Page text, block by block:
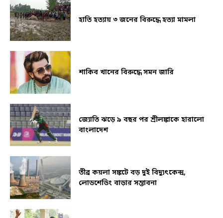
হাতি হত্যায় ৩ জনের বিরুদ্ধে হত্যা মামলা
শাকিব খানের বিরুদ্ধে সমন জারি
জ্যোতি ঝড়ে ৯ বছর পর শ্রীলঙ্কাকে হারালো
বাংলাদেশ
তীব্র কয়লা সঙ্কটে বড় দুই বিদ্যুৎকেন্দ্র,
লোডশেডিং বাড়ার সম্ভাবনা